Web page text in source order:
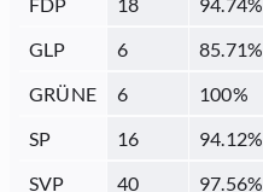
GLP
6 85.71%
GRÜNE
6 100%
SP
16 94.12%
SVP
40 97.56%